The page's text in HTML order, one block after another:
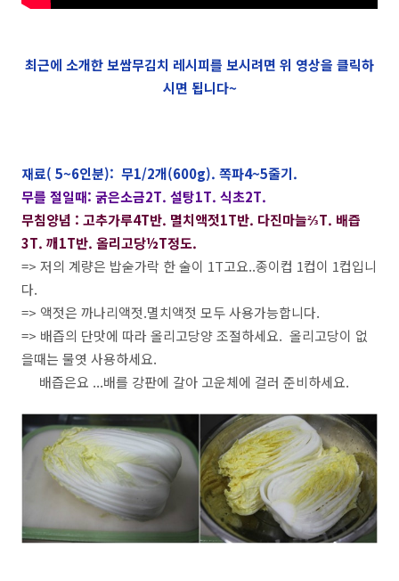
최근에 소개한 보쌈무김치 레시피를 보시려면 위 영상을 클릭하
시면 됩니다~
재료( 5~6인분): 무1/2개(600g). 쪽파4~5줄기.
무를 절일때: 굵은소금2T. 설탕1T. 식초2T.
무침양념 : 고추가루4T반. 멸치액젓1T반. 다진마늘⅔T. 배즙
3T. 깨1T반. 올리고당½T정도.
=> 저의 계량은 밥숟가락 한 술이 1T고요..종이컵 1컵이 1컵입니
다.
=> 액젓은 까나리액젓.멸치액젓 모두 사용가능합니다.
=> 배즙의 단맛에 따라 올리고당양 조절하세요. 올리고당이 없
을때는 물엿 사용하세요.
배즙은요 ...배를 강판에 갈아 고운체에 걸러 준비하세요.